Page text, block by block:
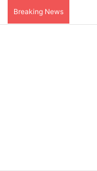
Breaking News